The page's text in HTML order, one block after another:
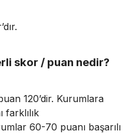
skor / puan nedir?
120’dir. Kurumlara
farklılık
60-70 puanı başarılı